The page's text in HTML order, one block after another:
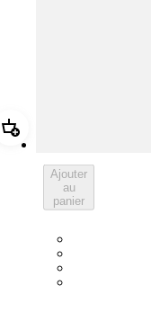
Ajouter Rapha Bidon - Small
Ajouter
au
panier